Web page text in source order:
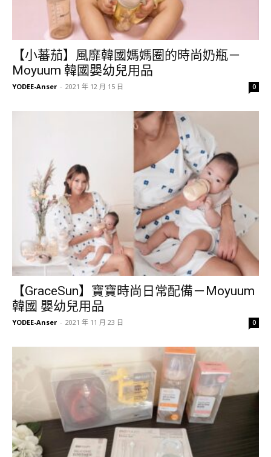
【小蕃茄】風靡韓國媽媽圈的時尚奶瓶－
Moyuum 韓國嬰幼兒用品
YODEE-Anser - 2021 年 12 月 15 日 0
【GraceSun】寶寶時尚日常配備－Moyuum
韓國 嬰幼兒用品
YODEE-Anser - 2021 年 11 月 23 日 0